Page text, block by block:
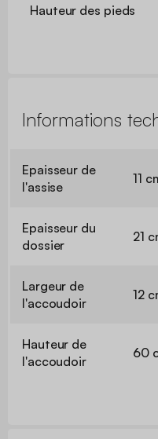
Hauteur des pieds
Informations
Epaisseur de
l'assise
11
Epaisseur du
dossier
21
Largeur de
l'accoudoir
12
Hauteur de
l'accoudoir
60